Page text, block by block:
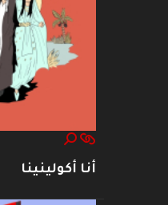
أنا أكولينينا